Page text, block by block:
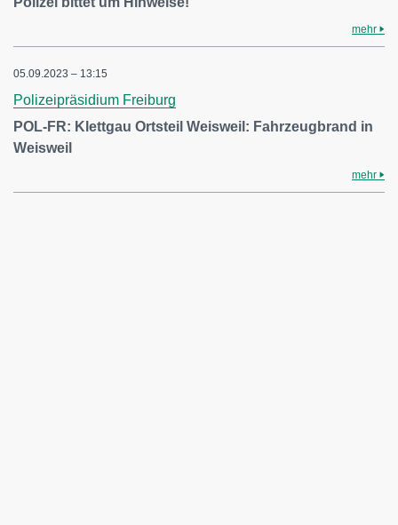
mehr
05.09.2023 – 13:15
Polizeipräsidium Freiburg
POL-FR: Klettgau Ortsteil Weisweil: Fahrzeugbrand in
Weisweil
mehr